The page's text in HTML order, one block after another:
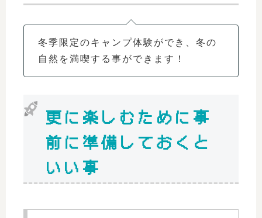
冬季限定のキャンプ体験ができ、冬の
自然を満喫する事ができます！
更に楽しむために事
前に準備しておくと
いい事